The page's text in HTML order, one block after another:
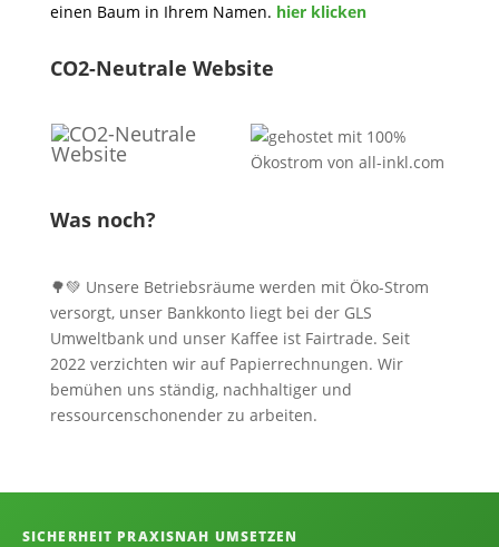
einen Baum in Ihrem Namen. hier klicken
CO2-Neutrale Website
Was noch?
🌳💚 Unsere Betriebsräume werden mit Öko-Strom
versorgt, unser Bankkonto liegt bei der GLS
Umweltbank und unser Kaffee ist Fairtrade. Seit
2022 verzichten wir auf Papierrechnungen. Wir
bemühen uns ständig, nachhaltiger und
ressourcenschonender zu arbeiten.
Informationen, Kontakt und
SICHERHEIT PRAXISNAH UMSETZEN